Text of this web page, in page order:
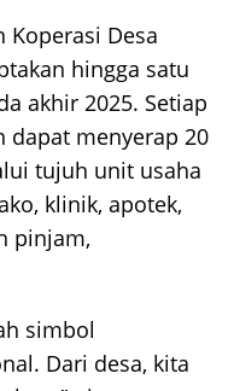
Koperasi Desa
hingga satu
akhir 2025. Setiap
dapat menyerap 20
tujuh unit usaha
klinik, apotek,
pinjam,
simbol
Dari desa, kita